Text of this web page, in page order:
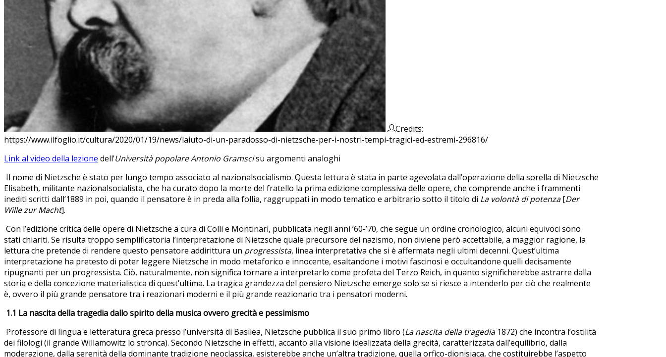
Credits:
https://www.ilfoglio.it/cultura/2020/01/19/news/laiuto-di-un-paradosso-di-nietzsche-per-i-nostri-tempi-tragici-ed-estremi-296816/
Link al video della lezione dell’Università popolare Antonio Gramscisu argomenti analoghi
Il nome di Nietzsche è stato per lungo tempo associato al nazionalsocialismo. Questa lettura è stata in parte agevolata dall’operazione della sorella di Nietzsche
Elisabeth, militante nazionalsocialista, che ha curato dopo la morte del fratello la prima edizione complessiva delle opere, che comprende anche i frammenti
inediti scritti dall’1889 in poi, quando il pensatore è in preda alla follia, raggruppati in modo tematico e arbitrario sotto il titolo di La volontà di potenza[Der
Wille zur Macht].
Con l’edizione critica delle opere di Nietzsche a cura di Colli e Montinari, pubblicata negli anni ’60-’70, che segue un ordine cronologico, alcuni equivoci sono
stati chiariti. Se risulta troppo semplificatoria l’interpretazione di Nietzsche quale precursore del nazismo, non diviene però accettabile, a maggior ragione, la
lettura che pretende di rendere questo pensatore addirittura un progressista, linea interpretativa che si è affermata negli ultimi decenni. Quest’ultima
interpretazione ha pretesto di poter leggere Nietzsche in modo metaforico e innocente, esaltandone i motivi fascinosi e occultandone quelli decisamente
ripugnanti per un progressista. Ciò, naturalmente, non significa tornare a interpretarlo come profeta del Terzo Reich, in quanto significherebbe astrarre dalla
storia e della concezione materialistica di quest’ultima. La tragica grandezza del pensiero Nietzsche emerge solo se si riesce a intenderlo per ciò che realmente
è, ovvero il più grande pensatore tra i reazionari moderni e il più grande reazionario tra i pensatori moderni.
1.1 La nascita della tragedia dallo spirito della musica ovvero grecità e pessimismo
Professore di lingua e letteratura greca presso l’università di Basilea, Nietzsche pubblica il suo primo libro (La nascita della tragedia 1872) che incontra l’ostilità
dei filologi (il grande Willamowitz lo stronca). Secondo Nietzsche in effetti, accanto alla visione idealizzata della grecità, caratterizzata dall’equilibrio, dalla
moderazione, dalla serenità della dominante tradizione neoclassica, esisterebbe anche un’altra tradizione, quella orfico-dionisiaca, che costituirebbe l’aspetto